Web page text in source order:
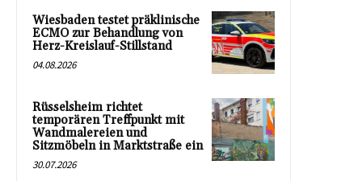
Wiesbaden testet präklinische
ECMO zur Behandlung von
Herz-Kreislauf-Stillstand
04.08.2026
Rüsselsheim richtet
temporären Treffpunkt mit
Wandmalereien und
Sitzmöbeln in Marktstraße ein
30.07.2026